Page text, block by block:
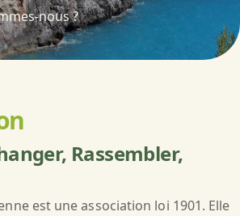
nous ?
Rassembler,
est une association loi 1901. Elle